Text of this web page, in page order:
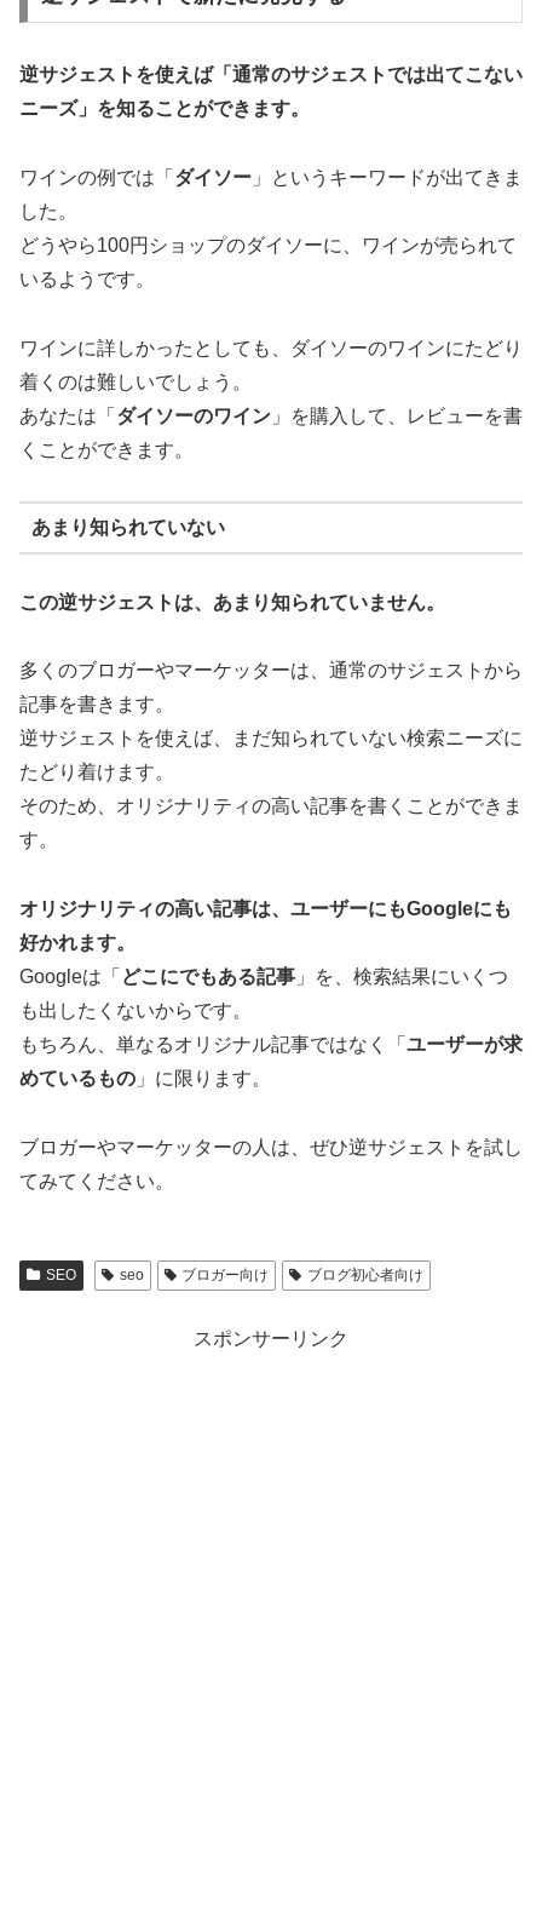
逆サジェストを使えば「 通常のサジェストでは出てこない
ニーズ」を知ることができます。
ワインの例では「 ダイソー 」というキーワードが出てきま
した。
どうやら100円ショップのダイソーに、ワインが売られて
いるようです。
ワインに詳しかったとしても、ダイソーのワインにたどり
着くのは難しいでしょう。
あなたは「 ダイソーのワイン 」を購入して、レビューを書
くことができます。
あまり知られていない
この逆サジェストは、あまり知られていません。
多くのブロガーやマーケッターは、通常のサジェストから
記事を書きます。
逆サジェストを使えば、まだ知られていない検索ニーズに
たどり着けます。
そのため、オリジナリティの高い記事を書くことができま
す。
オリジナリティの高い記事は、ユーザーにもGoogleにも
好かれます。
Googleは「 どこにでもある記事 」を、検索結果にいくつ
も出したくないからです。
もちろん、単なるオリジナル記事ではなく「 ユーザーが求
めているもの 」に限ります。
ブロガーやマーケッターの人は、ぜひ逆サジェストを試し
てみてください。
SEO seo ブロガー向け ブログ初心者向け
スポンサーリンク